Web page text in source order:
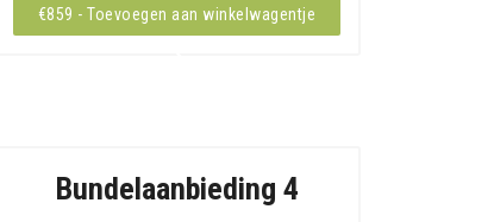
€859 - Toevoegen aan winkelwagentje
Bundelaanbieding 4